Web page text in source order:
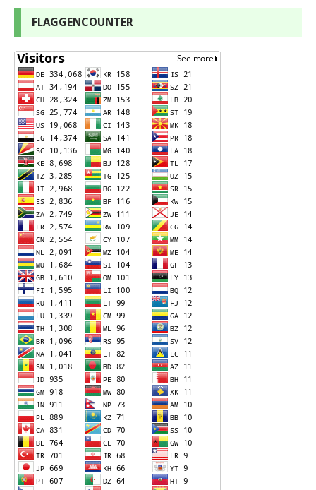
FLAGGENCOUNTER